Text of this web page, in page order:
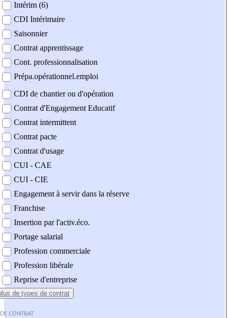
Intérim (6)
CDI Intérimaire
Saisonnier
Contrat apprentissage
Cont. professionnalisation
Prépa.opérationnel.emploi
CDI de chantier ou d'opération
Contrat d'Engagement Educatif
Contrat intermittent
Contrat pacte
Contrat d'usage
CUI - CAE
CUI - CIE
Engagement à servir dans la réserve
Franchise
Insertion par l'activ.éco.
Portage salarial
Profession commerciale
Profession libérale
Reprise d'entreprise
de types de contrat
CONTRAT